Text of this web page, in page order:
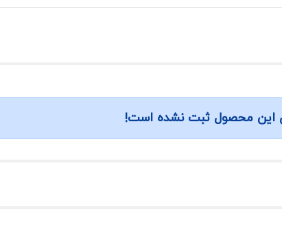
این محصول ثبت نشده است!